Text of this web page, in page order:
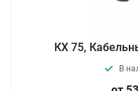
КХ 75,
В